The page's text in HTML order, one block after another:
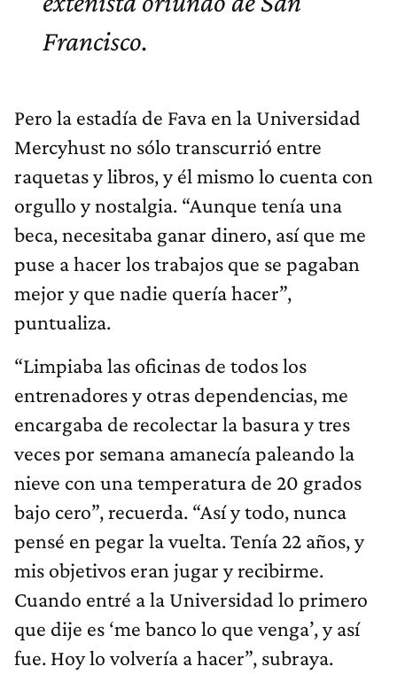
Francisco.
Pero la estadía de Fava en la Universidad
Mercyhust no sólo transcurrió entre
raquetas y libros, y él mismo lo cuenta con
orgullo y nostalgia. “Aunque tenía una
beca, necesitaba ganar dinero, así que me
puse a hacer los trabajos que se pagaban
mejor y que nadie quería hacer”,
puntualiza.
“Limpiaba las oficinas de todos los
entrenadores y otras dependencias, me
encargaba de recolectar la basura y tres
veces por semana amanecía paleando la
nieve con una temperatura de 20 grados
bajo cero”, recuerda. “Así y todo, nunca
pensé en pegar la vuelta. Tenía 22 años, y
mis objetivos eran jugar y recibirme.
Cuando entré a la Universidad lo primero
que dije es ‘me banco lo que venga’, y así
fue. Hoy lo volvería a hacer”, subraya.